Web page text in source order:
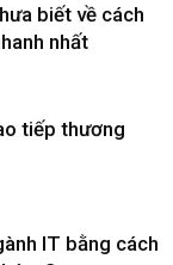
biết về cách
nhất
tiếp thương
IT bằng cách